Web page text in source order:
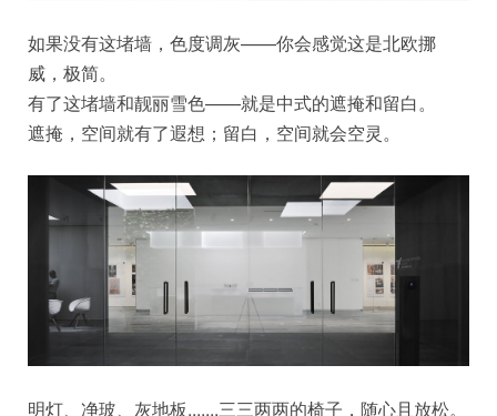
如果没有这堵墙，色度调灰——你会感觉这是北欧挪
威，极简。
有了这堵墙和靓丽雪色——就是中式的遮掩和留白。
遮掩，空间就有了遐想；留白，空间就会空灵。
明灯、净玻、灰地板......,三三两两的椅子，随心且放松。